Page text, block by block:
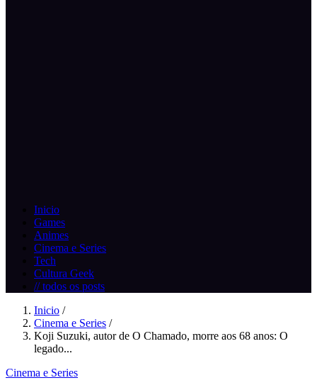
Inicio
Games
Animes
Cinema e Series
Tech
Cultura Geek
// todos os posts
Inicio /
Cinema e Series /
Koji Suzuki, autor de O Chamado, morre aos 68 anos: O
legado...
Cinema e Series